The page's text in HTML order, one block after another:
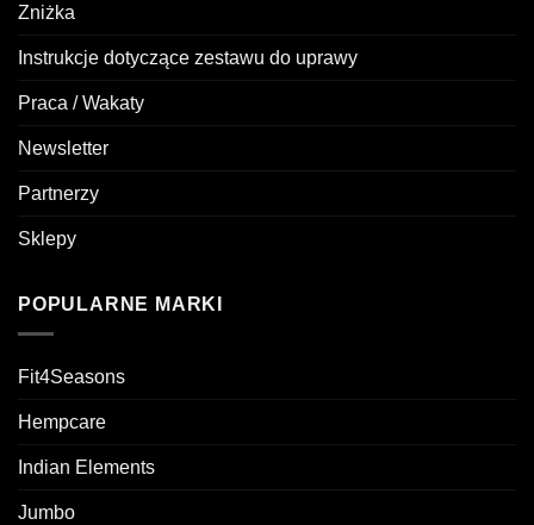
Zniżka
Instrukcje dotyczące zestawu do uprawy
Praca / Wakaty
Newsletter
Partnerzy
Sklepy
POPULARNE MARKI
Fit4Seasons
Hempcare
Indian Elements
Jumbo